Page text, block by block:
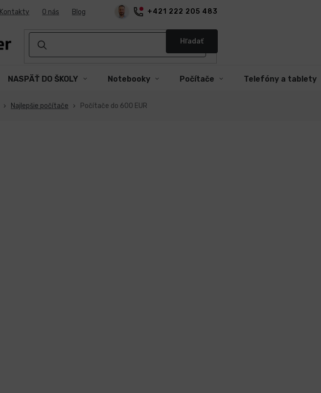
+421 222 205 483
Kontakty O nás Blog
Hľadať
NASPÄŤ DO ŠKOLY Notebooky Počítače Telefóny a tablety
Najlepšie počítače Počítače do 600 EUR